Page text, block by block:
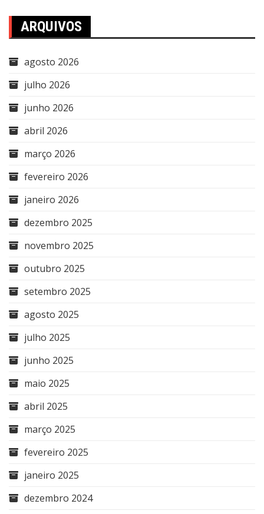
ARQUIVOS
agosto 2026
julho 2026
junho 2026
abril 2026
março 2026
fevereiro 2026
janeiro 2026
dezembro 2025
novembro 2025
outubro 2025
setembro 2025
agosto 2025
julho 2025
junho 2025
maio 2025
abril 2025
março 2025
fevereiro 2025
janeiro 2025
dezembro 2024